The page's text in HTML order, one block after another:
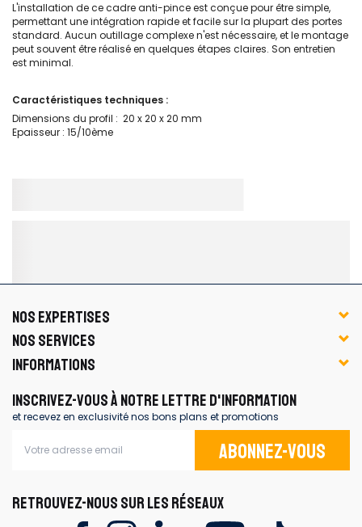
L'installation de ce cadre anti-pince est conçue pour être simple,
permettant une intégration rapide et facile sur la plupart des portes
standard. Aucun outillage complexe n'est nécessaire, et le montage
peut souvent être réalisé en quelques étapes claires. Son entretien
est minimal.
Caractéristiques techniques :
Dimensions du profil : 20 x 20 x 20 mm
Epaisseur : 15/10ème
NOS EXPERTISES
NOS SERVICES
INFORMATIONS
INSCRIVEZ-VOUS À NOTRE LETTRE D'INFORMATION
et recevez en exclusivité nos bons plans et promotions
Abonnez-vous
RETROUVEZ-NOUS SUR LES RÉSEAUX